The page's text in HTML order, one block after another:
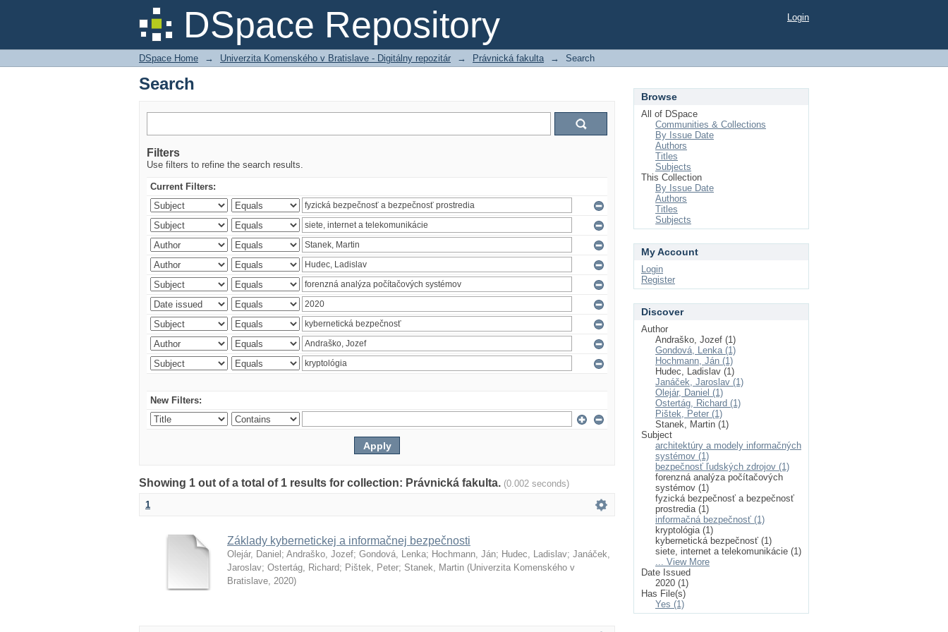
DSpace Repository
Search Login
DSpace Home → Univerzita Komenského v Bratislave - Digitálny repozitár → Právnická fakulta → Search
Search
Filters
Use filters to refine the search results.
Current Filters:
New Filters:
Showing 1 out of a total of 1 results for collection: Právnická fakulta. (0.002 seconds)
1
Základy kybernetickej a informačnej bezpečnosti
Olejár, Daniel ; Andraško, Jozef; Gondová, Lenka; Hochmann, Ján; Hudec, Ladislav; Janáček,
Jaroslav; Ostertág, Richard; Pištek, Peter; Stanek, Martin (Univerzita Komenského v
Bratislave, 2020)
Browse
All of DSpace
Communities & Collections
By Issue Date
Authors
Titles
Subjects
This Collection
By Issue Date
Authors
Titles
Subjects
My Account
Login
Register
Discover
Author
Andraško, Jozef (1)
Gondová, Lenka (1)
Hochmann, Ján (1)
Hudec, Ladislav (1)
Janáček, Jaroslav (1)
Olejár, Daniel (1)
Ostertág, Richard (1)
Pištek, Peter (1)
Stanek, Martin (1)
Subject
architektúry a modely informačných
systémov (1)
bezpečnosť ľudských zdrojov (1)
forenzná analýza počítačových
systémov (1)
fyzická bezpečnosť a bezpečnosť
prostredia (1)
informačná bezpečnosť (1)
kryptológia (1)
kybernetická bezpečnosť (1)
siete, internet a telekomunikácie (1)
... View More
Date Issued
2020 (1)
Has File(s)
Yes (1)